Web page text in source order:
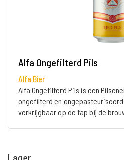
Alfa Ongefilterd Pils
Alfa Bier
Alfa Ongefilterd Pils is een
ongefilterd en
verkrijgbaar op de tap bij de
Lager